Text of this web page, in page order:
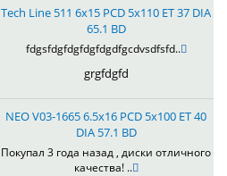
Tech Line 511 6x15 PCD 5x110 ET 37 DIA
65.1 BD
fdgsfdgfdgfdgfdgdfgcdvsdfsfd..
grgfdgfd
NEO V03-1665 6.5x16 PCD 5x100 ET 40
DIA 57.1 BD
Покупал 3 года назад , диски отличного
качества! ..